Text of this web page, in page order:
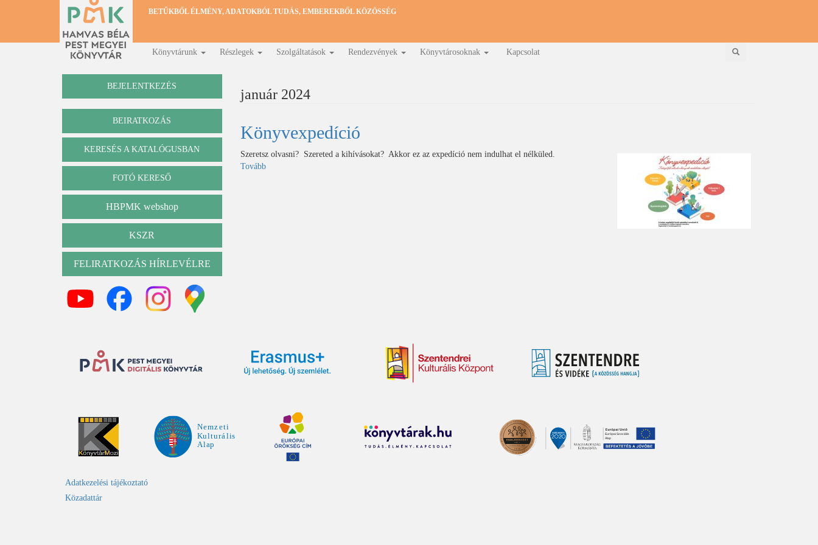
BETŰKBŐL ÉLMÉNY, ADATOKBÓL TUDÁS, EMBEREKBŐL KÖZÖSSÉG
Fő
navigáció
Könyvtárunk Részlegek Szolgáltatások Rendezvények Könyvtárosoknak Kapcsolat Keresés
BEJELENTKEZÉS
BEIRATKOZÁS
Katalógus
KERESÉS A KATALÓGUSBAN
FOTÓ KERESŐ
HBPMK webshop
KSZR
FELIRATKOZÁS HÍRLEVÉLRE
január 2024
Könyvexpedíció
Szeretsz olvasni? Szereted a kihívásokat? Akkor ez az expedíció nem indulhat el nélküled.
Tovább(Könyvexpedíció)
Adatkezelési tájékoztató
Közadattár